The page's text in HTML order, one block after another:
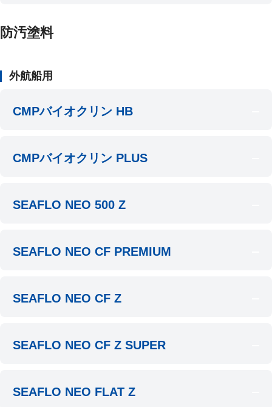
防汚塗料
外航船用
CMPバイオクリン HB
CMPバイオクリン PLUS
SEAFLO NEO 500 Z
SEAFLO NEO CF PREMIUM
SEAFLO NEO CF Z
SEAFLO NEO CF Z SUPER
SEAFLO NEO FLAT Z